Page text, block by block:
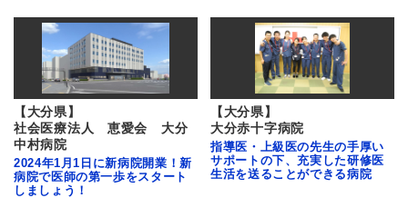
【大分県】
社会医療法人 恵愛会 大分
中村病院
2024年1月1日に新病院開業！新
病院で医師の第一歩をスタート
しましょう！
【大分県】
大分赤十字病院
指導医・上級医の先生の手厚い
サポートの下、充実した研修医
生活を送ることができる病院